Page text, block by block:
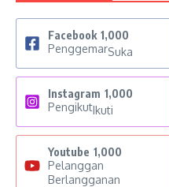
Facebook 1,000
PenggemarSuka
Instagram 1,000
PengikutIkuti
Youtube 1,000
Pelanggan
Berlangganan